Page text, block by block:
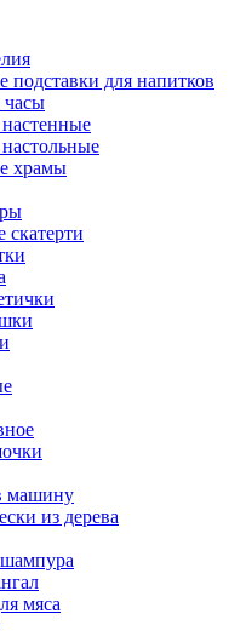
подставки для напитков
часы
храмы
скатерти
машину
из дерева
мяса